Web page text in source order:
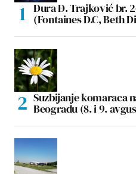
Đura Đ. Trajković br.
(Fontaines D.C, Beth
Suzbijanje komaraca
Beogradu (8. i 9.